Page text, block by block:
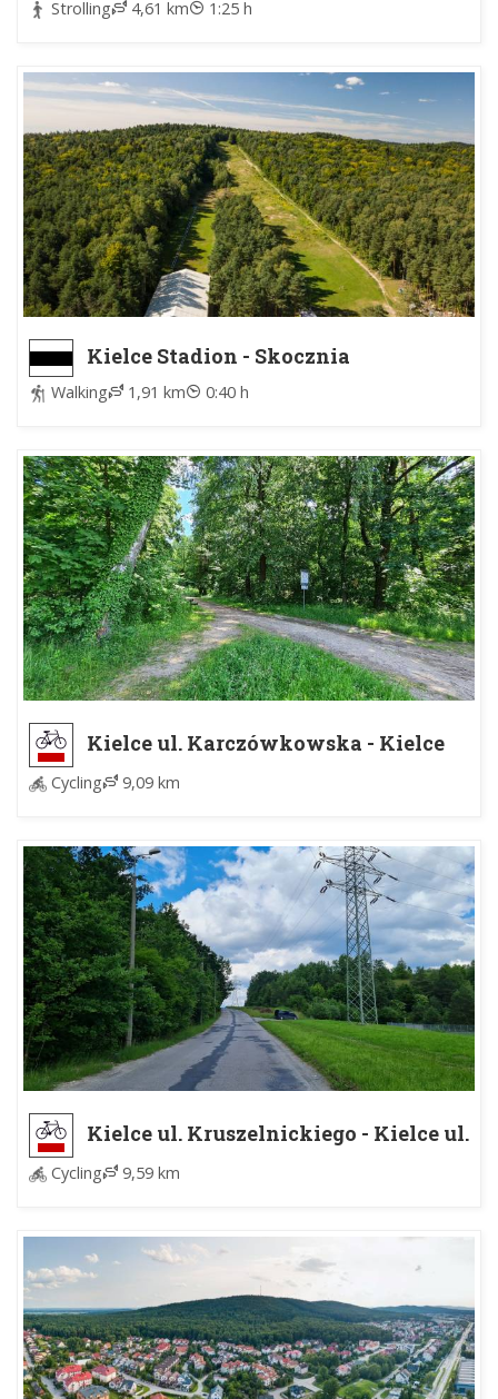
Strolling 4,61 km 1:25 h
Kielce Stadion - Skocznia
Walking 1,91 km 0:40 h
Kielce ul. Karczówkowska - Kielce
Cycling 9,09 km
Kielce ul. Kruszelnickiego - Kielce ul.
Cycling 9,59 km